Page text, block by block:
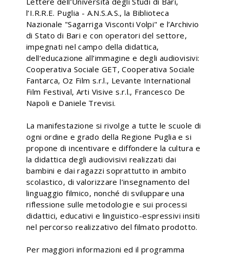
l’I.R.R.E. Puglia - A.N.S.A.S., la Biblioteca
Nazionale "Sagarriga Visconti Volpi" e l’Archivio
di Stato di Bari e con operatori del settore,
impegnati nel campo della didattica,
dell’educazione all’immagine e degli audiovisivi:
Cooperativa Sociale GET, Cooperativa Sociale
Fantarca, Oz Film s.r.l., Levante International
Film Festival, Arti Visive s.r.l., Francesco De
Napoli e Daniele Trevisi.
La manifestazione si rivolge a tutte le scuole di
ogni ordine e grado della Regione Puglia e si
propone di incentivare e diffondere la cultura e
la didattica degli audiovisivi realizzati dai
bambini e dai ragazzi soprattutto in ambito
scolastico, di valorizzare l’insegnamento del
linguaggio filmico, nonché di sviluppare una
riflessione sulle metodologie e sui processi
didattici, educativi e linguistico-espressivi insiti
nel percorso realizzativo del filmato prodotto.
Per maggiori informazioni ed il programma